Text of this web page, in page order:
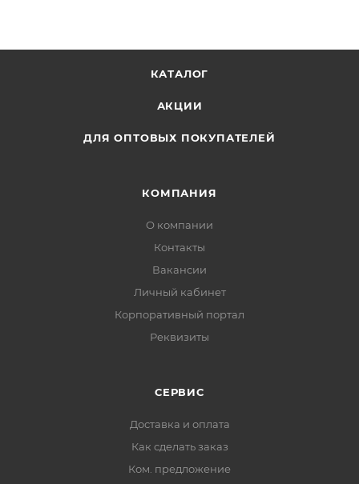
КАТАЛОГ
АКЦИИ
ДЛЯ ОПТОВЫХ ПОКУПАТЕЛЕЙ
КОМПАНИЯ
О компании
Контакты
Вакансии
Личный кабинет
Корпоративный портал
Реквизиты
СЕРВИС
Доставка и оплата
Как сделать заказ
Ком. предложение